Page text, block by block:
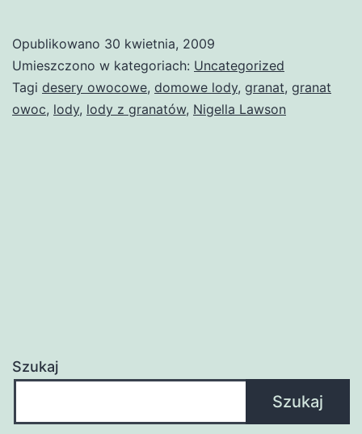
Opublikowano 30 kwietnia, 2009
Umieszczono w kategoriach: Uncategorized
Tagi desery owocowe, domowe lody, granat, granat
owoc, lody, lody z granatów, Nigella Lawson
Szukaj
Szukaj